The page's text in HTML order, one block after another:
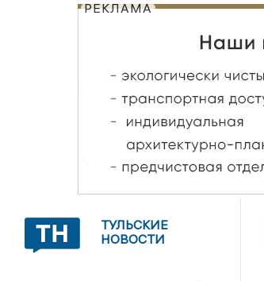
РЕКЛАМА
ТУЛЬСКИЕ
НОВОСТИ